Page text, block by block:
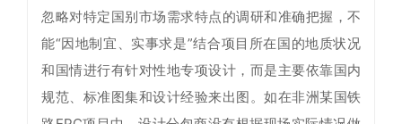
忽略对特定国别市场需求特点的调研和准确把握，不
能“因地制宜、实事求是”结合项目所在国的地质状况
和国情进行有针对性地专项设计，而是主要依靠国内
规范、标准图集和设计经验来出图。如在非洲某国铁